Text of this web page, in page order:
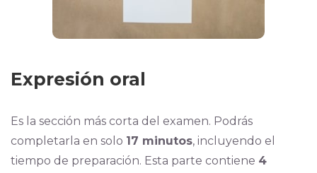
Expresión oral
Es la sección más corta del examen. Podrás
completarla en solo 17 minutos, incluyendo el
tiempo de preparación. Esta parte contiene 4